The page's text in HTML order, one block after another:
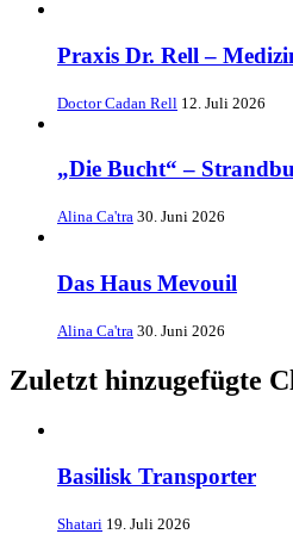
Praxis Dr. Rell –
Doctor Cadan Rell 12. Juli 2026
„Die Bucht“ –
Alina Ca'tra 30. Juni 2026
Das Haus Mevouil
Alina Ca'tra 30. Juni 2026
Zuletzt hinzugefügte
Basilisk Transporter
Shatari 19. Juli 2026